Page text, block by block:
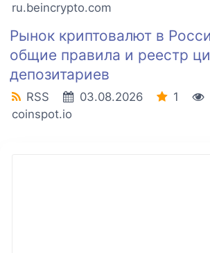
ru.beincrypto.com
Рынок криптовалют в
общие правила и реестр
депозитариев
RSS 03.08.2026 1
coinspot.io